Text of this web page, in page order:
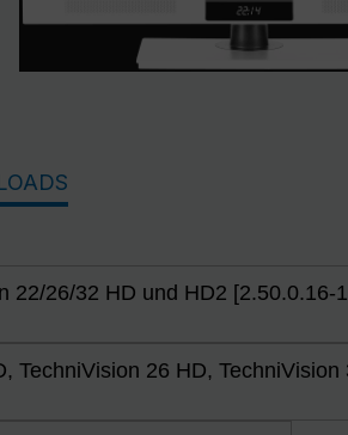
22/26/32 HD und HD2 [2.50.0.16-
TechniVision 26 HD, TechniVision